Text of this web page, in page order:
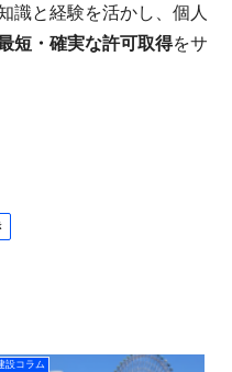
識と経験を活かし、個人
短・確実な許可取得をサ
設コラム